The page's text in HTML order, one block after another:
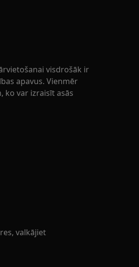
visdrošāk ir
apavus. Vienmēr
ko var izraisīt asās
valkājiet